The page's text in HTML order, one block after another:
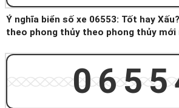
Ý nghĩa biển số xe 06553: Tốt hay
theo phong thủy theo phong thủy mới